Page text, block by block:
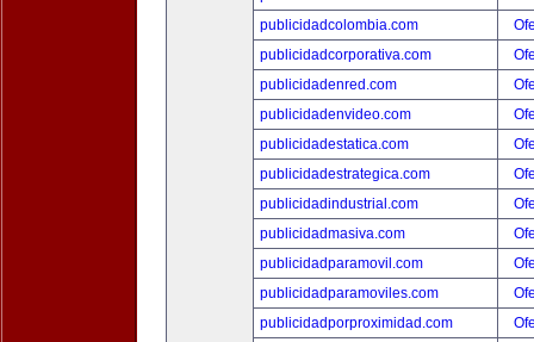
publicidadcolombia.com
publicidadcorporativa.com
publicidadenred.com
publicidadenvideo.com
publicidadestatica.com
publicidadestrategica.com
publicidadindustrial.com
publicidadmasiva.com
publicidadparamovil.com
publicidadparamoviles.com
publicidadporproximidad.com